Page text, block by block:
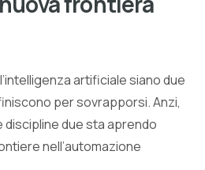
artificiale siano due
per sovrapporsi. Anzi,
discipline due sta aprendo
nell’automazione